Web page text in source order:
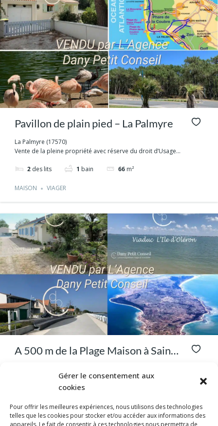
Gérer le consentement aux
cookies
Pour offrir les meilleures expériences, nous utilisons des technologies
telles que les cookies pour stocker et/ou accéder aux informations des
appareils. Le fait de consentir à ces technologies nous permettra de
Pavillon de plain pied – La Palmyre
La Palmyre (17570)
Vente de la pleine propriété avec réserve du droit d’Usage...
2 des lits 1 bain 66 m²
MAISON VIAGER
A 500 m de la Plage Maison à Saint
Achat en pleine propriété avec réserve de Droit d’Usage
4des lits 1 bain 120 m²